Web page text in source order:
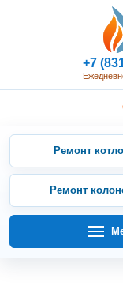
+7
Ремонт
Ремонт